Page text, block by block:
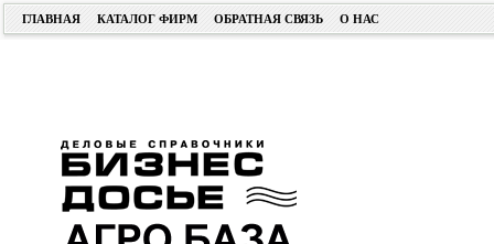
ГЛАВНАЯ КАТАЛОГ ФИРМ ОБРАТНАЯ СВЯЗЬ О НАС